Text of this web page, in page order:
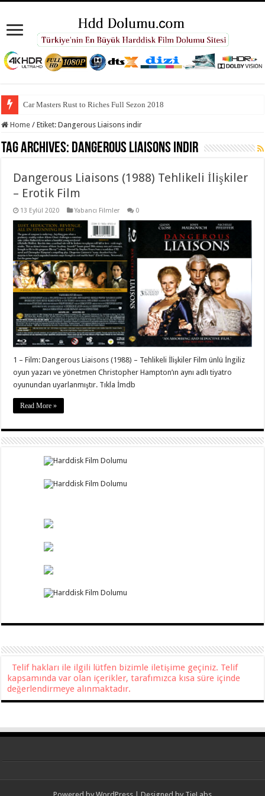
Car Masters Rust to Riches Full Sezon 2018
Home / Etiket:Dangerous Liaisons indir
Tag Archives: Dangerous Liaisons indir
Dangerous Liaisons (1988) Tehlikeli İlişkiler
– Erotik Film
13 Eylül 2020 Yabancı Filmler 0
1 – Film: Dangerous Liaisons (1988) – Tehlikeli İlişkiler Film ünlü İngiliz
oyun yazarı ve yönetmen Christopher Hampton’ın aynı adlı tiyatro
oyunundan uyarlanmıştır. Tıkla İmdb
Read More »
Telif hakları ile ilgili lütfen bizimle iletişime geçiniz. Telif
kapsamında var olan içerikler, tarafımızca kısa süre içinde
değerlendirmeye alınmaktadır.